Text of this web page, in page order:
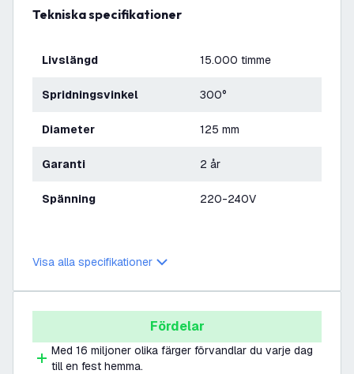
Tekniska specifikationer
Livslängd 15.000 timme
Spridningsvinkel 300°
Diameter 125 mm
Garanti 2 år
Spänning 220-240V
Visa alla specifikationer
Fördelar
Med 16 miljoner olika färger förvandlar du varje dag
till en fest hemma.